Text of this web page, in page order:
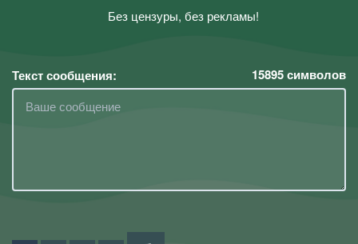
Без цензуры, без рекламы!
Текст сообщения: 15895символов